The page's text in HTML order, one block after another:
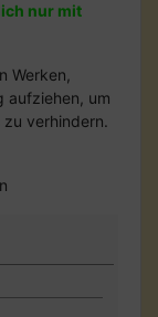
nur mit
Werken,
aufziehen, um
verhindern.